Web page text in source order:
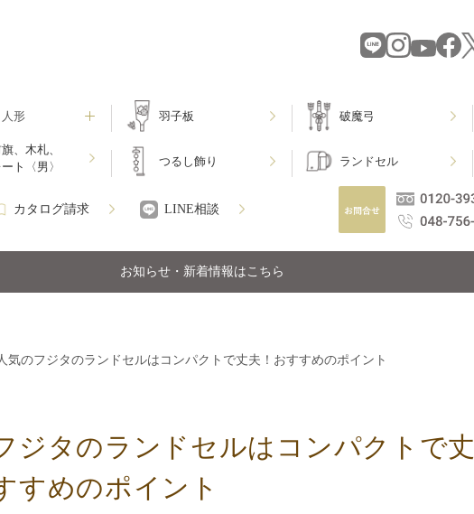
形 羽子板 破魔弓
、木札、
ト〈男〉
つるし飾り ランドセル
カタログ請求 LINE相談
お知らせ・新着情報はこちら
気のフジタのランドセルはコンパクトで丈夫！おすすめのポイント
ジタのランドセルはコンパクトで丈
すめのポイント